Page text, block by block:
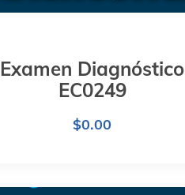
Examen Diagnóstico
EC0249
$0.00